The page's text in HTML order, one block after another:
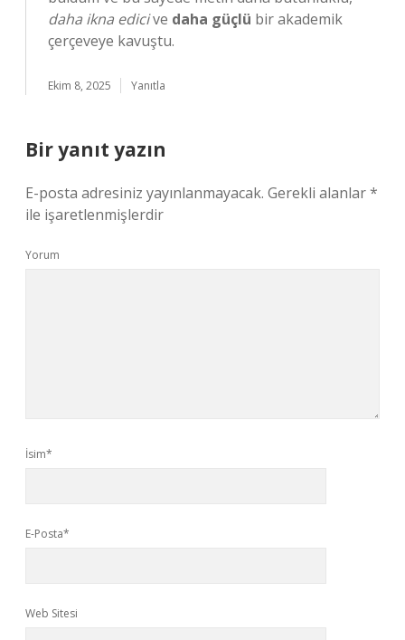
daha ikna edicive daha güçlü bir akademik
çerçeveye kavuştu.
Ekim 8, 2025 Yanıtla
Bir yanıt yazın
E-posta adresiniz yayınlanmayacak. Gerekli alanlar*
ile işaretlenmişlerdir
Yorum
İsim*
E-Posta*
Web Sitesi